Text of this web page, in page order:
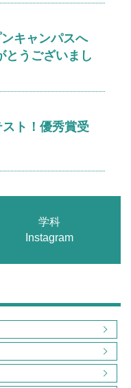
キャンパスへ
とうございまし
ト！優秀賞受
学科
Instagram